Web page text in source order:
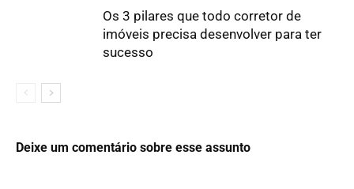
Os 3 pilares que todo corretor de
imóveis precisa desenvolver para ter
sucesso
Deixe um comentário sobre esse assunto